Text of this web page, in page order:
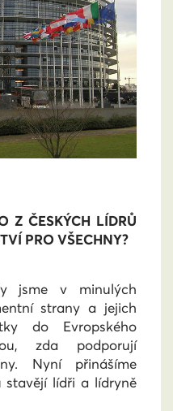
Z ČESKÝCH LÍDRŮ
PRO VŠECHNY?
jsme v minulých
strany a jejich
do Evropského
zda podporují
Nyní přinášíme
lídři a lídryně